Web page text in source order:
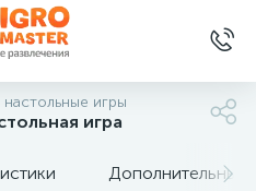
игры
игра
Дополнительные